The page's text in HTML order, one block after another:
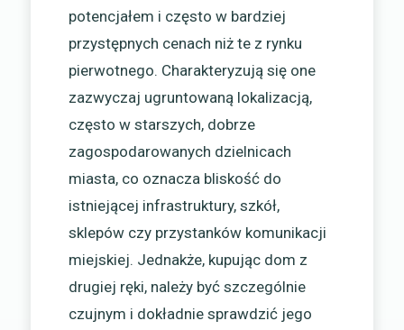
potencjałem i często w bardziej
przystępnych cenach niż te z rynku
pierwotnego. Charakteryzują się one
zazwyczaj ugruntowaną lokalizacją,
często w starszych, dobrze
zagospodarowanych dzielnicach
miasta, co oznacza bliskość do
istniejącej infrastruktury, szkół,
sklepów czy przystanków komunikacji
miejskiej. Jednakże, kupując dom z
drugiej ręki, należy być szczególnie
czujnym i dokładnie sprawdzić jego